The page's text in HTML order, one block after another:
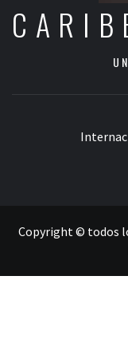
Copyright © todos